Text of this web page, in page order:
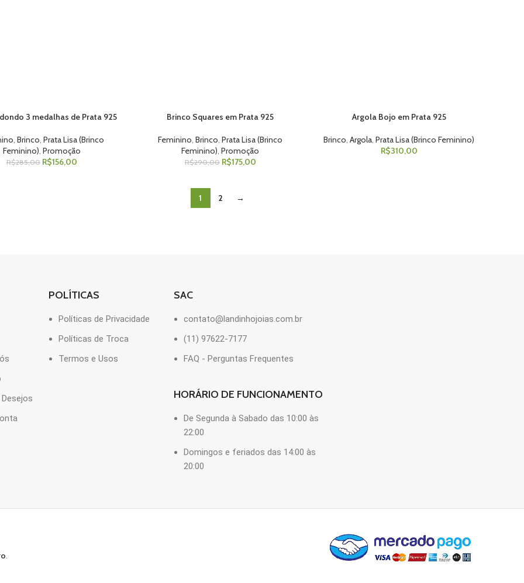
AO CARRINHO
3 medalhas de Prata 925
, Brinco, Prata Lisa (Brinco
Feminino), Promoção
R$285,00 R$156,00
ADICIONAR AO CARRINHO
Brinco Squares em Prata 925
Feminino,Brinco,Prata Lisa (Brinco
Feminino),Promoção
R$290,00 R$175,00
ADICIONAR AO CARRINHO
Argola Bojo em Prata 925
Brinco,Argola,Prata Lisa (Brinco Feminino)
R$310,00
1 2 →
POLÍTICAS
Políticas de Privacidade
Políticas de Troca
Termos e Usos
SAC
contato@landinhojoias.com.br
(11) 97622-7177
FAQ - Perguntas Frequentes
HORÁRIO DE FUNCIONAMENTO
De Segunda à Sabado das 10:00 às
22:00
Domingos e feriados das 14:00 às
20:00
.